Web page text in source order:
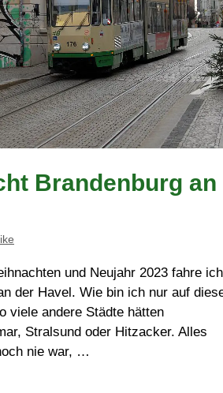
Brandenburg an
und Neujahr 2023 fahre ich
der Havel. Wie bin ich nur auf
viele andere Städte hätten
Stralsund oder Hitzacker. Alles
nie war, …